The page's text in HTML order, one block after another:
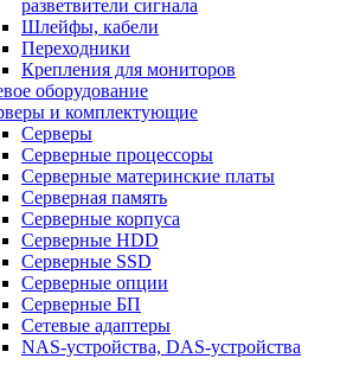
разветвители сигнала
Шлейфы, кабели
Переходники
Крепления для мониторов
оборудование
и комплектующие
Серверы
Серверные процессоры
Серверные материнские платы
Серверная память
Серверные корпуса
Серверные HDD
Серверные SSD
Серверные опции
Серверные БП
Сетевые адаптеры
NAS-устройства, DAS-устройства